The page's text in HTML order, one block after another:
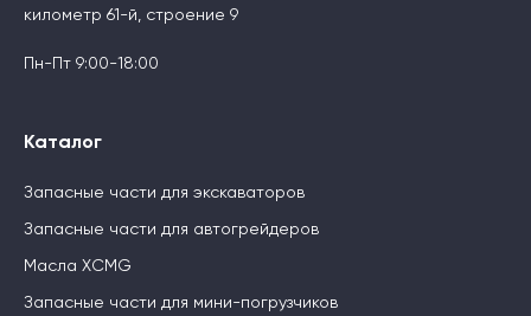
километр 61-й, строение 9
Пн-Пт 9:00-18:00
Каталог
Запасные части для экскаваторов
Запасные части для автогрейдеров
Масла XCMG
Запасные части для мини-погрузчиков